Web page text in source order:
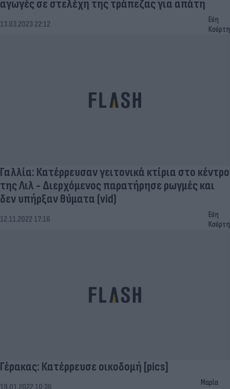
αγωγές σε στελέχη της τράπεζας για απάτη
13.03.2023 22:12
Εύη
Κούρτη
Γαλλία: Κατέρρευσαν γειτονικά κτίρια στο κέντρο
της Λιλ - Διερχόμενος παρατήρησε ρωγμές και
δεν υπήρξαν θύματα (vid)
12.11.2022 17:16
Εύη
Κούρτη
Γέρακας: Κατέρρευσε οικοδομή [pics]
Μαρία